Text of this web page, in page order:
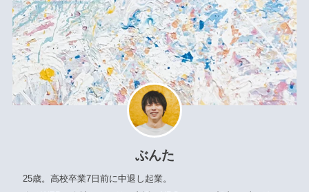
ぶんた
25歳。高校卒業7日前に中退し起業。